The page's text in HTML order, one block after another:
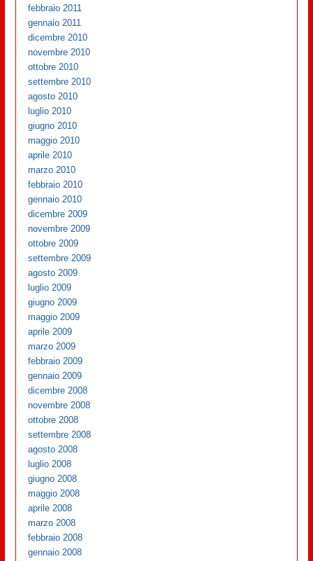
febbraio 2011
gennaio 2011
dicembre 2010
novembre 2010
ottobre 2010
settembre 2010
agosto 2010
luglio 2010
giugno 2010
maggio 2010
aprile 2010
marzo 2010
febbraio 2010
gennaio 2010
dicembre 2009
novembre 2009
ottobre 2009
settembre 2009
agosto 2009
luglio 2009
giugno 2009
maggio 2009
aprile 2009
marzo 2009
febbraio 2009
gennaio 2009
dicembre 2008
novembre 2008
ottobre 2008
settembre 2008
agosto 2008
luglio 2008
giugno 2008
maggio 2008
aprile 2008
marzo 2008
febbraio 2008
gennaio 2008